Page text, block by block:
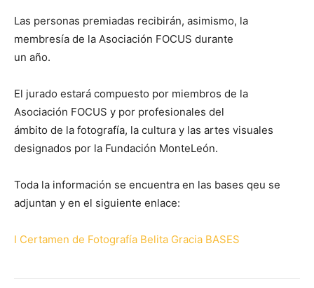
Las personas premiadas recibirán, asimismo, la
membresía de la Asociación FOCUS durante
un año.
El jurado estará compuesto por miembros de la
Asociación FOCUS y por profesionales del
ámbito de la fotografía, la cultura y las artes visuales
designados por la Fundación MonteLeón.
Toda la información se encuentra en las bases qeu se
adjuntan y en el siguiente enlace:
I Certamen de Fotografía Belita Gracia BASES